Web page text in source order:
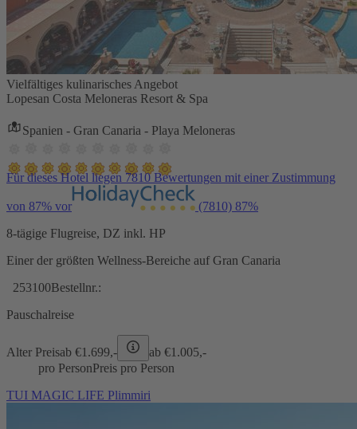
Vielfältiges kulinarisches Angebot
Lopesan Costa Meloneras Resort & Spa
Spanien - Gran Canaria - Playa Meloneras
Für dieses Hotel liegen 7810 Bewertungen mit einer Zustimmung
von 87% vor (7810) 87%
8-tägige Flugreise, DZ inkl. HP
Einer der größten Wellness-Bereiche auf Gran Canaria
253100Bestellnr.:
Pauschalreise
Alter Preisab €1.699,- ab €1.005,-
pro PersonPreis pro Person
TUI MAGIC LIFE Plimmiri